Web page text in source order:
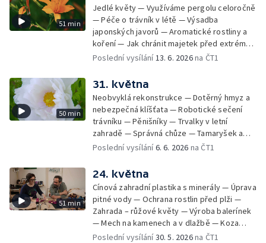
51 min
Jedlé květy — Využíváme pergolu celoročně
— Péče o trávník v létě — Výsadba
japonských javorů — Aromatické rostliny a
koření — Jak chránit majetek před extrémy
počasí — Zahrada – sucho letošního jara —
zahradě
Poslední vysílání 13. 6. 2026na ČT1
50 min
31. května
Neobvyklá rekonstrukce — Dotěrný hmyz a
nebezpečná klíšťata — Robotické sečení
trávníku — Pěnišníky — Trvalky v letní
zahradě — Správná chůze — Tamaryšek a
kalina — Dřevité pivoňky — Recepty
Poslední vysílání6. 6. 2026 na ČT1
51 min
24. května
Cínová zahradní plastika s minerály — Úprava
pitné vody — Ochrana rostlin před plži —
Zahrada – růžové květy — Výroba balerínek
— Mech na kamenech a v dlažbě — Koza
kamerunská — Hájní rostliny — Odlehčené
Poslední vysílání30. 5. 2026na ČT1